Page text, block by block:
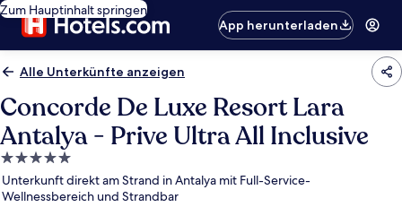
Zum Hauptinhalt springen
App herunterladen
Alle Unterkünfte anzeigen
Concorde De Luxe Resort Lara
Antalya - Prive Ultra All Inclusive
5.0-
Sterne-
Unterkunft
Unterkunft direkt am Strand in Antalya mit Full-Service-
Wellnessbereich und Strandbar